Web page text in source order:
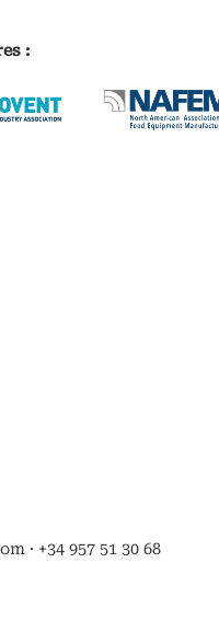
:
· +34 957 51 30 68